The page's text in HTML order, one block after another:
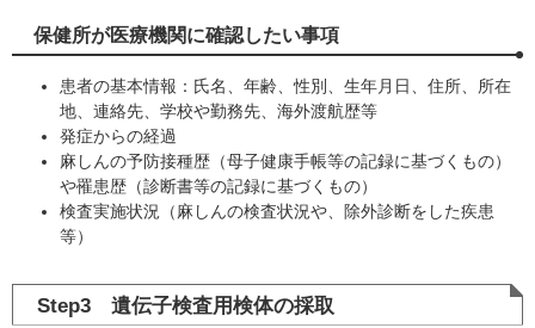
保健所が医療機関に確認したい事項
患者の基本情報：氏名、年齢、性別、生年月日、住所、所在
地、連絡先、学校や勤務先、海外渡航歴等
発症からの経過
麻しんの予防接種歴（母子健康手帳等の記録に基づくもの）
や罹患歴（診断書等の記録に基づくもの）
検査実施状況（麻しんの検査状況や、除外診断をした疾患
等）
Step3 遺伝子検査用検体の採取